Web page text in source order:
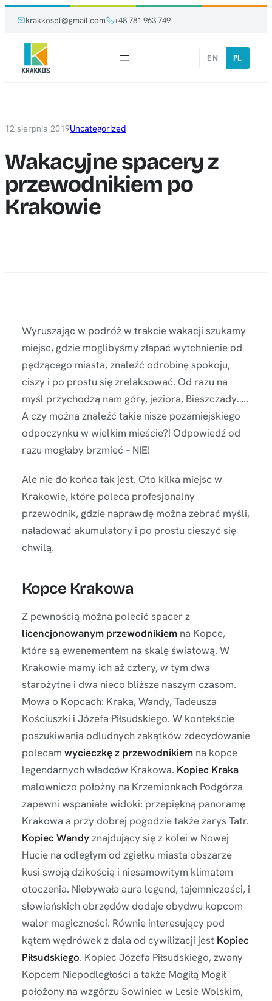
treści
treści
krakkospl@gmail.com +48 781 963 749
EN PL
12 sierpnia 2019Uncategorized
Wakacyjne spacery z
przewodnikiem po
Krakowie
Wyruszając w podróż w trakcie wakacji szukamy
miejsc, gdzie moglibyśmy złapać wytchnienie od
pędzącego miasta, znaleźć odrobinę spokoju,
ciszy i po prostu się zrelaksować. Od razu na
myśl przychodzą nam góry, jeziora, Bieszczady…..
A czy można znaleźć takie nisze pozamiejskiego
odpoczynku w wielkim mieście?! Odpowiedź od
razu mogłaby brzmieć – NIE!
Ale nie do końca tak jest. Oto kilka miejsc w
Krakowie, które poleca profesjonalny
przewodnik, gdzie naprawdę można zebrać myśli,
naładować akumulatory i po prostu cieszyć się
chwilą.
Kopce Krakowa
Z pewnością można polecić spacer z
licencjonowanym przewodnikiem na Kopce,
które są ewenementem na skalę światową. W
Krakowie mamy ich aż cztery, w tym dwa
starożytne i dwa nieco bliższe naszym czasom.
Mowa o Kopcach: Kraka, Wandy, Tadeusza
Kościuszki i Józefa Piłsudskiego. W kontekście
poszukiwania odludnych zakątków zdecydowanie
polecam wycieczkę z przewodnikiem na kopce
legendarnych władców Krakowa. Kopiec Kraka
malowniczo położny na Krzemionkach Podgórza
zapewni wspaniałe widoki: przepiękną panoramę
Krakowa a przy dobrej pogodzie także zarys Tatr.
Kopiec Wandyznajdujący się z kolei w Nowej
Hucie na odległym od zgiełku miasta obszarze
kusi swoją dzikością i niesamowitym klimatem
otoczenia. Niebywała aura legend, tajemniczości, i
słowiańskich obrzędów dodaje obydwu kopcom
walor magiczności. Równie interesujący pod
kątem wędrówek z dala od cywilizacji jest Kopiec
Piłsudskiego. Kopiec Józefa Piłsudskiego, zwany
Kopcem Niepodległości a także Mogiłą Mogił
położony na wzgórzu Sowiniec w Lesie Wolskim,